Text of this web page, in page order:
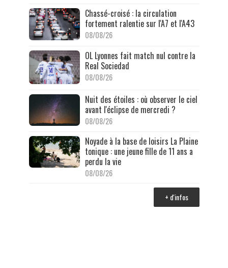
Chassé-croisé : la circulation
fortement ralentie sur l'A7 et l'A43
08/08/26
OL Lyonnes fait match nul contre la
Real Sociedad
08/08/26
Nuit des étoiles : où observer le ciel
avant l'éclipse de mercredi ?
08/08/26
Noyade à la base de loisirs La Plaine
tonique : une jeune fille de 11 ans a
perdu la vie
08/08/26
+ d'infos